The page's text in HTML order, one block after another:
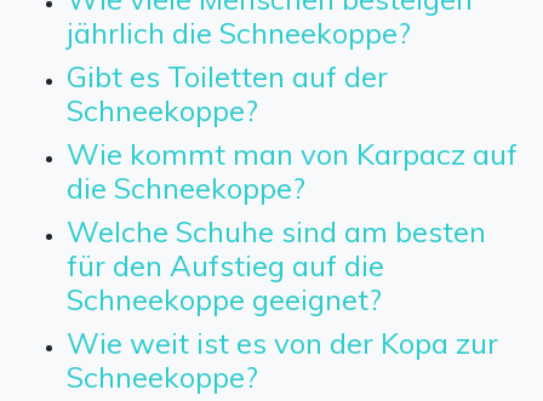
jährlich die Schneekoppe?
Gibt es Toiletten auf der
Schneekoppe?
Wie kommt man von Karpacz auf
die Schneekoppe?
Welche Schuhe sind am besten
für den Aufstieg auf die
Schneekoppe geeignet?
Wie weit ist es von der Kopa zur
Schneekoppe?